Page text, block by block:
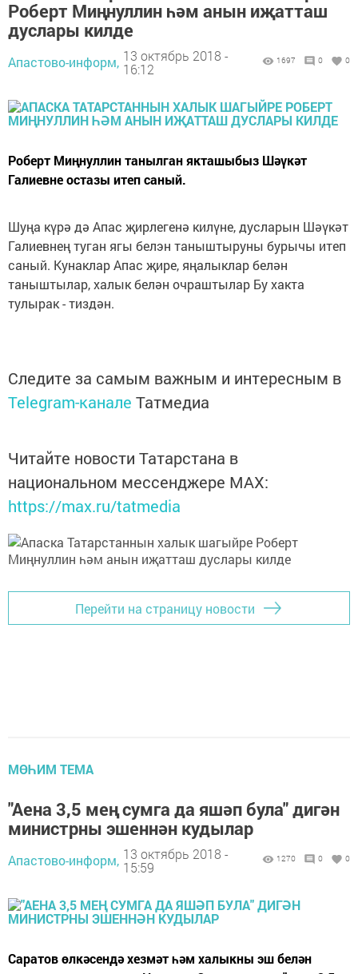
Роберт Миңнуллин һәм анын иҗатташ
дуслары килде
Апастово-информ, 13 октябрь 2018 -
16:12
1697 0 0
Роберт Миңнуллин танылган якташыбыз Шәүкәт
Галиевне остазы итеп саный.
Шуңа күрә дә Апас җирлегенә килүне, дусларын Шәүкәт
Галиевнең туган ягы белэн таныштыруны бурычы итеп
саный. Кунаклар Апас җире, яңалыклар белән
таныштылар, халык белән очраштылар Бу хакта
тулырак - тиздән.
Следите за самым важным и интересным в
Telegram-канале Татмедиа
Читайте новости Татарстана в
национальном мессенджере MАХ:
https://max.ru/tatmedia
Перейти на страницу новости
МӨҺИМ ТЕМА
"Аена 3,5 мең сумга да яшәп була" дигән
министрны эшеннән кудылар
Апастово-информ, 13 октябрь 2018 -
15:59
1270 0 0
Саратов өлкәсендә хезмәт һәм халыкны эш белән